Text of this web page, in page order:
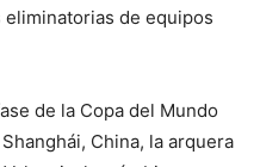
eliminatorias de equipos
de la Copa del Mundo
China, la arquera